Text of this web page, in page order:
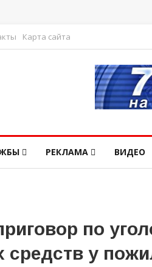
Карта сайта
РЕКЛАМА ВИДЕО
по
средств у